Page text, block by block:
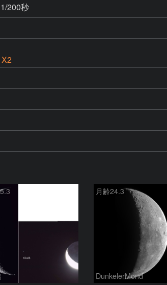
200秒
月齢24.3
DunkelerMond